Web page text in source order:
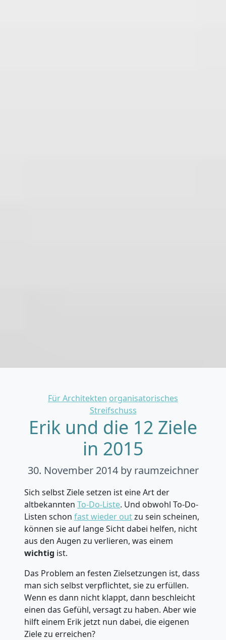
Categories
Für Architekten organisatorisches
Streifschuss
Erik und die 12 Ziele
in 2015
30. November 2014 by raumzeichner
Sich selbst Ziele setzen ist eine Art der
altbekannten To-Do-Liste. Und obwohl To-Do-
Listen schon fast wieder outzu sein scheinen,
können sie auf lange Sicht dabei helfen, nicht
aus den Augen zu verlieren, was einem
wichtig ist.
Das Problem an festen Zielsetzungen ist, dass
man sich selbst verpflichtet, sie zu erfüllen.
Wenn es dann nicht klappt, dann beschleicht
einen das Gefühl, versagt zu haben. Aber wie
hilft einem Erik jetzt nun dabei, die eigenen
Ziele zu erreichen?